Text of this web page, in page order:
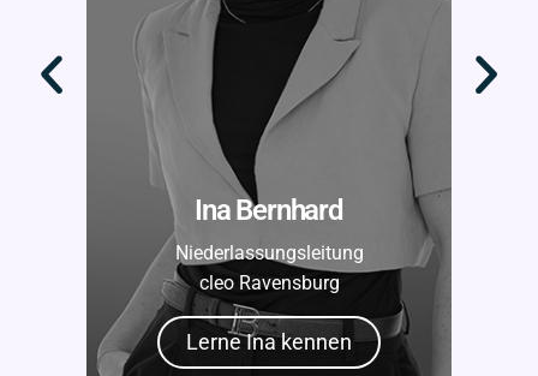
Ina Bernhard
Niederlassungsleitung
cleo Ravensburg
Lerne Ina kennen